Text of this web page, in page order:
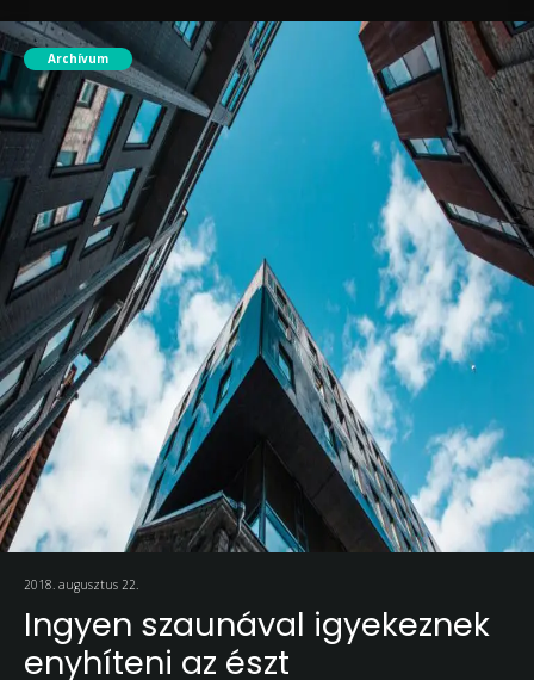
Archívum
2018. augusztus 22.
Ingyen szaunával igyekeznek
enyhíteni az észt